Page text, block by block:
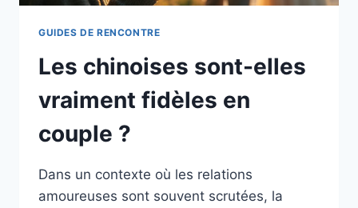
GUIDES DE RENCONTRE
Les chinoises sont-elles
vraiment fidèles en
couple ?
Dans un contexte où les relations
amoureuses sont souvent scrutées, la